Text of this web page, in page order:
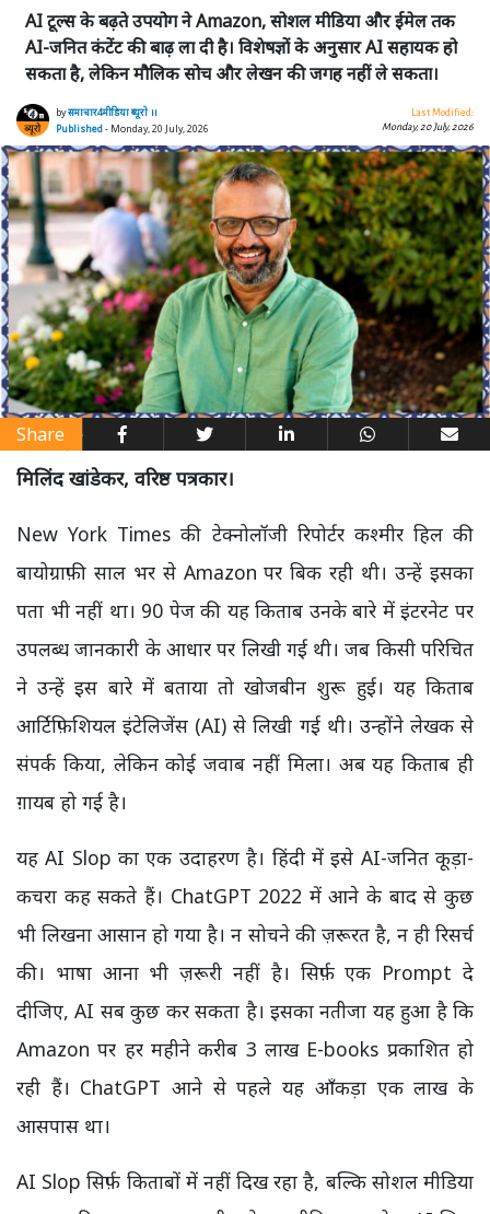
AI टूल्स के बढ़ते उपयोग ने Amazon, सोशल मीडिया और ईमेल तक
AI-जनित कंटेंट की बाढ़ ला दी है। विशेषज्ञों के अनुसार AI सहायक हो
सकता है, लेकिन मौलिक सोच और लेखन की जगह नहीं ले सकता।
byसमाचार4मीडिया ब्यूरो ।।
Published- Monday, 20 July, 2026
Last Modified:
Monday, 20 July, 2026
Share
मिलिंद खांडेकर, वरिष्ठ पत्रकार।
New York Times की टेक्नोलॉजी रिपोर्टर कश्मीर हिल की
बायोग्राफ़ी साल भर से Amazon पर बिक रही थी। उन्हें इसका
पता भी नहीं था। 90 पेज की यह किताब उनके बारे में इंटरनेट पर
उपलब्ध जानकारी के आधार पर लिखी गई थी। जब किसी परिचित
ने उन्हें इस बारे में बताया तो खोजबीन शुरू हुई। यह किताब
आर्टिफ़िशियल इंटेलिजेंस (AI) से लिखी गई थी। उन्होंने लेखक से
संपर्क किया, लेकिन कोई जवाब नहीं मिला। अब यह किताब ही
ग़ायब हो गई है।
यह AI Slop का एक उदाहरण है। हिंदी में इसे AI-जनित कूड़ा-
कचरा कह सकते हैं। ChatGPT 2022 में आने के बाद से कुछ
भी लिखना आसान हो गया है। न सोचने की ज़रूरत है, न ही रिसर्च
की। भाषा आना भी ज़रूरी नहीं है। सिर्फ़ एक Prompt दे
दीजिए, AI सब कुछ कर सकता है। इसका नतीजा यह हुआ है कि
Amazon पर हर महीने करीब 3 लाख E-books प्रकाशित हो
रही हैं। ChatGPT आने से पहले यह आँकड़ा एक लाख के
आसपास था।
AI Slop सिर्फ़ किताबों में नहीं दिख रहा है, बल्कि सोशल मीडिया